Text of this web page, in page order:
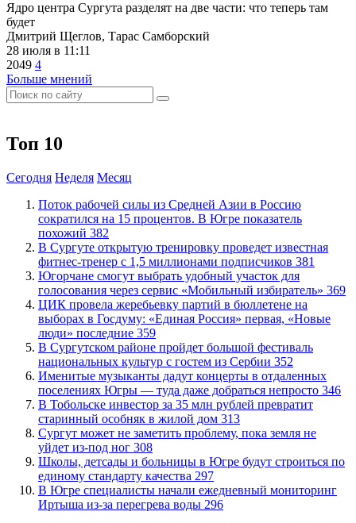
Ядро центра Сургута разделят на две части: что теперь там
будет
Дмитрий Щеглов, Тарас Самборский
28 июля в 11:11
2049 4
Больше мнений
Топ 10
Сегодня Неделя Месяц
Поток рабочей силы из Средней Азии в Россию
сократился на 15 процентов. В Югре показатель
похожий 382
В Сургуте открытую тренировку проведет известная
фитнес-тренер с 1,5 миллионами подписчиков 381
Югорчане смогут выбрать удобный участок для
голосования через сервис «Мобильный избиратель» 369
ЦИК провела жеребьевку партий в бюллетене на
выборах в Госдуму: «Единая Россия» первая, «Новые
люди» последние 359
В Сургутском районе пройдет большой фестиваль
национальных культур с гостем из Сербии 352
Именитые музыканты дадут концерты в отдаленных
поселениях Югры — туда даже добраться непросто 346
В Тобольске инвестор за 35 млн рублей превратит
старинный особняк в жилой дом 313
Сургут может не заметить проблему, пока земля не
уйдет из-под ног 308
Школы, детсады и больницы в Югре будут строиться по
единому стандарту качества 297
В Югре специалисты начали ежедневный мониторинг
Иртыша из-за перегрева воды 296